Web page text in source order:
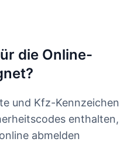
die Online-
und Kfz-Kennzeichen
enthalten,
abmelden